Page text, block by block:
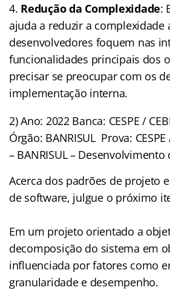
Redução da Complexidade:
ajuda a reduzir a complexidade
desenvolvedores foquem nas
funcionalidades principais dos
precisar se preocupar com os
implementação interna.
2) Ano: 2022 Banca: CESPE /
Órgão: BANRISUL Prova: CESPE
– BANRISUL – Desenvolvimento
Acerca dos padrões de projeto
de software, julgue o próximo
Em um projeto orientado a
decomposição do sistema em
influenciada por fatores como
granularidade e desempenho.